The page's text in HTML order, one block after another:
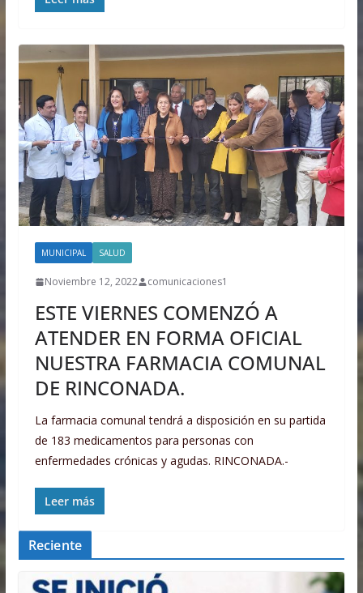
MUNICIPAL SALUD
Noviembre 12, 2022 comunicaciones1
ESTE VIERNES COMENZÓ A
ATENDER EN FORMA OFICIAL
NUESTRA FARMACIA COMUNAL
DE RINCONADA.
La farmacia comunal tendrá a disposición en su partida
de 183 medicamentos para personas con
enfermedades crónicas y agudas. RINCONADA.-
Leer más
Reciente